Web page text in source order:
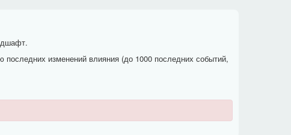
изменений влияния (до 1000 последних событий,